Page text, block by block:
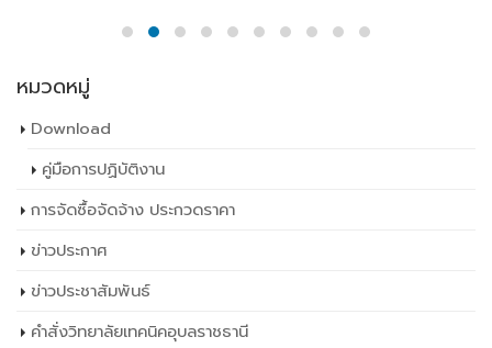
หมวดหมู่
Download
คู่มือการปฏิบัติงาน
การจัดซื้อจัดจ้าง ประกวดราคา
ข่าวประกาศ
ข่าวประชาสัมพันธ์
คำสั่งวิทยาลัยเทคนิคอุบลราชธานี